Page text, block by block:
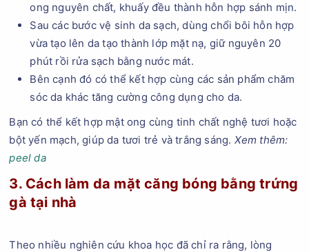
ong nguyên chất, khuấy đều thành hỗn hợp sánh mịn.
Sau các bước vệ sinh da sạch, dùng chổi bôi hỗn hợp
vừa tạo lên da tạo thành lớp mặt nạ, giữ nguyên 20
phút rồi rửa sạch bằng nước mát.
Bên cạnh đó có thể kết hợp cùng các sản phẩm chăm
sóc da khác tăng cường công dụng cho da.
Bạn có thể kết hợp mật ong cùng tinh chất nghệ tươi hoặc
bột yến mạch, giúp da tươi trẻ và trắng sáng. Xem thêm:
peel da
3. Cách làm da mặt căng bóng bằng trứng
gà tại nhà
Theo nhiều nghiên cứu khoa học đã chỉ ra rằng, lòng